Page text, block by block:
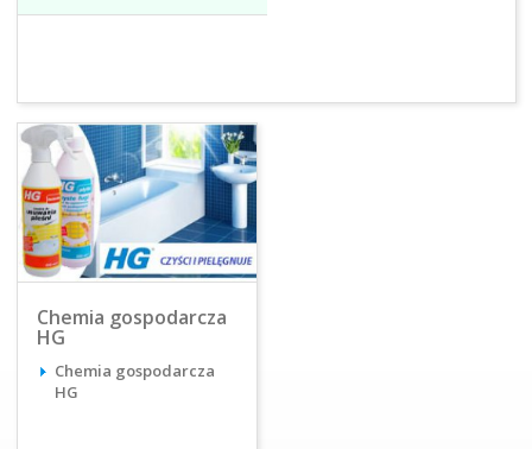
Chemia gospodarcza
HG
Chemia gospodarcza
HG